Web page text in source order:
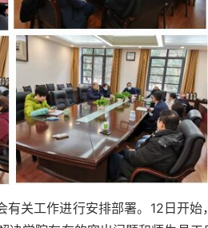
关工作进行安排部署。12日开